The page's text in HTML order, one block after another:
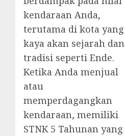
kendaraan Anda,
terutama di kota yang
kaya akan sejarah dan
tradisi seperti Ende.
Ketika Anda menjual
atau
memperdagangkan
kendaraan, memiliki
STNK 5 Tahunan yang